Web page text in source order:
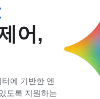
어,
에 기반한 엔
도록 지원하는